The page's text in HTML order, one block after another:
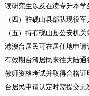
读研究生以及在读专升本学
（四）驻砚山县部队现役军
（五）持有砚山县公安机
港澳台居民可在居住地申
有效期台湾居民来往大陆
教师资格考试并取得合格
台居民申请认定时需提交